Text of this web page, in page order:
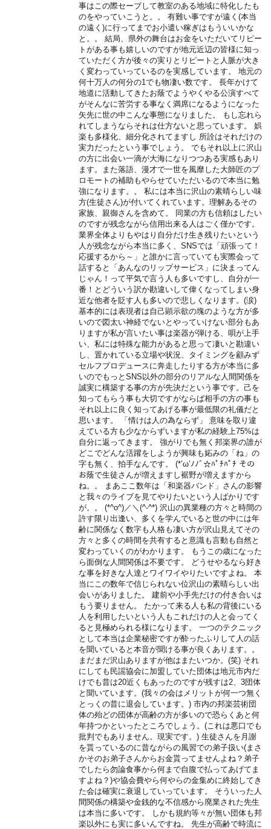
事はこの際セーブして教室のある地域に特化したも
のをやっていこうと。。 有難い事ですが遠く(本当
の遠く)に行ってまでお小遣い稼ぎはもういいかな
と。。 結局、県外の舞台はお金をいただいてリピー
トがある事も嬉しいのですが地元近辺の皆様に知っ
ていただく方が後々の実りとリピートと人脈が大き
く変わっていっているのを実感しています。 地元の
何十万人の何分の1でも物凄い数です。 長年かけて
地道に活動してきたお蔭でようやくやる公演すべて
がそんなに苦労する事なく満席になるようになった
矢先に世の中こんな事態になりました。 もし忘れら
れてしまうならそれは仕方ないと思っています。 娯
楽も多様化、細分化されてますし 所詮はそれだけの
実力だったという事でしょう。 でもそれ以上に沢山
の方に出会い一滴が大海になりつつある実感もあり
ます。また落語、漫才で一世を風靡した大師匠のプ
ロモートの補助もやらせていただいるので本当に勉
強になります。。 私には本当に沢山の素晴らしい味
方(生徒さん)が付いてくれています。理解あるその
家族、親御さんを含めて。 同業の方も信頼はしたい
のですが残念ながら信用出来る人はごく僅かです。
業界全体よりもやはり自分だけ生き残りたいという
人が残念ながら本当に多く、SNSでは「頑張って！
応援するから～」と誰かに言っていても実際会って
話すると「あんなのリップサービス」に決まってん
じゃん！って平気で言う人も多いですし、自分が一
番！とどういう訳か勘違いして偉くなってしまい身
近な他者を貶す人も多いので悲しくなります。(涙)
基本的には表現者は自己顕示欲の塊のような方が多
いので図太い神経でないとやっていけない部分もあ
りますが私が言いたい事は楽器が弾ける、唄が上手
い、私には特殊な能力があると思って凄いと勘違い
し、置かれている立場や状況、タイミングを顧みず
セルフプロデュースに奔走したりする方が本当に多
いのでもっとSNS以外の部分のリアルな人間関係を
誠実に構築する事の方が先決だという事です。己を
知ってもらう事も大切ですがならば相手の方の事も
それ以上に良く知ってあげる事が最低限の礼儀だと
思います。 「情けは人の為ならず」 意味を取り違
えている方も少なからずいますが私の経験上75%は
自分に返ってきます。 強がりでも無く邦楽界の誰が
どこでどんな活躍をしようが興味も妬みの「ね」の
字も無く、拍手なんです。 (*’ω’ﾉﾉﾞ☆ﾊﾟﾁﾊﾟﾁ その
お蔭で生徒さんが増えますし裾野が増えますから
ね。。 まあここ数年は「和楽器バンド」さんの影響
と我々のライブを見てやりたいという人ばかりです
が。。 (*^o^)／＼(^-^*) 沢山の異業種の方々と時間の
許す限り出逢い、多くを学んでいると世の中には年
齢に関係なく数字も人格も凄い方が沢山見えてその
方々と多くの時間を共有すると意識も言動も自然と
変わっていくのがわかります。 もうこの歳になった
ら面倒な人間関係は不要です。 どうせやるなら好き
な事を好きな人達とワイワイやりたいですよね。 本
当にこの数年で信じられない位沢山の素晴らしい出
会いがありました。 建前や小手先だけの付き合いは
もう要りません。 たかって来る人も私の背後にいる
人を利用したいという人もこれだけの人と会ってく
ると見極められる様になります。 一つのテクニック
として本当は企業秘密ですが酔ったふりして人の話
を聞いていると本音が聞ける事が良くあります。。
まだまだ沢山ありますが他はまたいつか。(笑) それ
にしても民謡協会に加盟していた団体は地元市内だ
けでも昔は20近くもあったのですが残すは2、3団体
と聞いています。(我々の会はメリットが何一つ無く
とっくの昔に退会しています。) 市内の邦楽芸術団
体の殆どの団体が高齢の方が多いので恐らくあと何
年持つかといったところでしょう。(これは悪口でも
批判でもありません。現実です。) 生徒さんを月謝
を貰っているのに昔ながらの風習での弟子扱い(まさ
かそのお弟子さんからお金貰ってませんよね？弟子
でしたら勿論食事から何まで自腹で払ってあげてま
すよね？)や協会費やら何やらの金集めに終始してき
た会は確実に衰退していっています。 そういった人
間関係の構築や金銭的な不信感から廃業された先生
は本当に多いです。 しかも規約等々が無い団体も邦
楽以外にも実に多いんですね。 先生が高齢で時流に